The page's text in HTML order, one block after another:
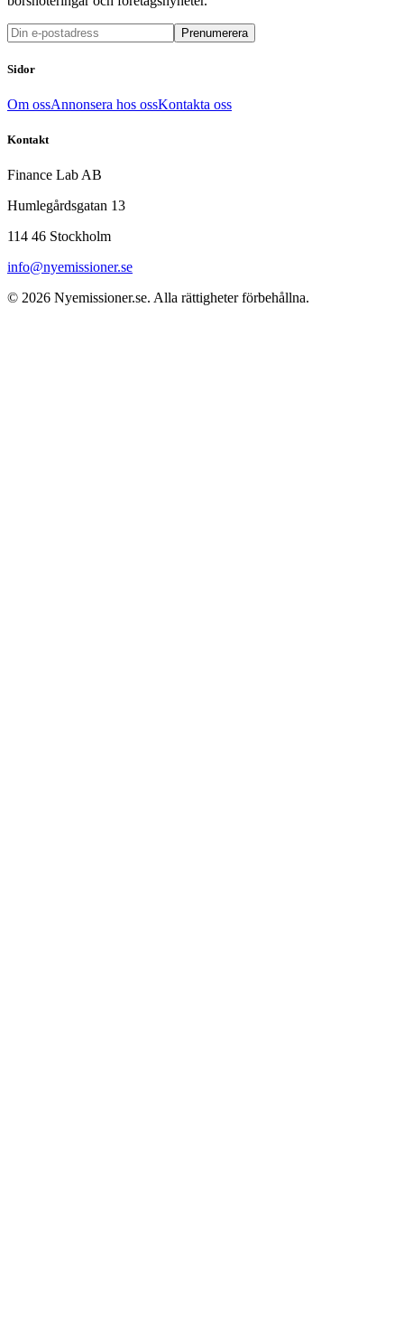
Prenumerera
Sidor
Om ossAnnonsera hos ossKontakta oss
Kontakt
Finance Lab AB
Humlegårdsgatan 13
114 46 Stockholm
info@nyemissioner.se
© 2026 Nyemissioner.se. Alla rättigheter förbehållna.